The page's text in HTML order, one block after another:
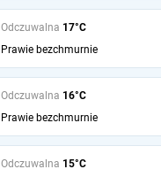
Odczuwalna 17°C
Prawie bezchmurnie
Odczuwalna 16°C
Prawie bezchmurnie
Odczuwalna 15°C